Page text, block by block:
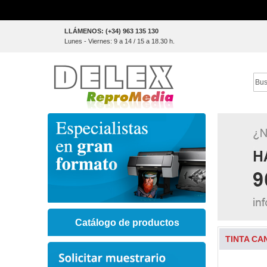
LLÁMENOS: (+34) 963 135 130
Lunes - Viernes: 9 a 14 / 15 a 18.30 h.
TINTA
Catálogo de productos